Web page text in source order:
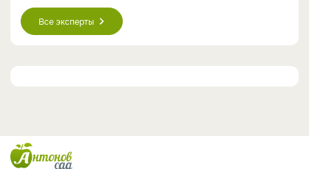
Все эксперты